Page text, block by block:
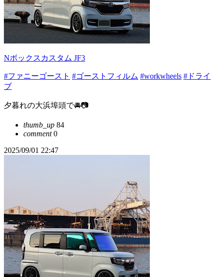
Nボックスカスタム JF3
#ファニーゴースト #ゴーストフィルム #workwheels #ドライ
ブ
夕暮れの大浜埠頭で🚘📷
thumb_up 84
comment0
2025/09/01 22:47